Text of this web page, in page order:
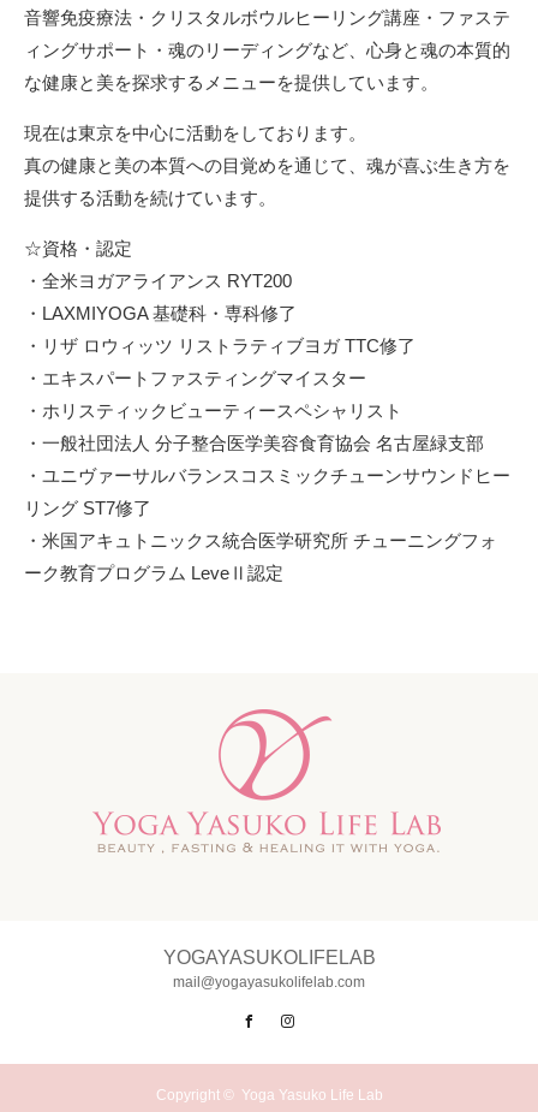
音響免疫療法・クリスタルボウルヒーリング講座・ファステ
ィングサポート・魂のリーディングなど、心身と魂の本質的
な健康と美を探求するメニューを提供しています。
現在は東京を中心に活動をしております。
真の健康と美の本質への目覚めを通じて、魂が喜ぶ生き方を
提供する活動を続けています。
☆資格・認定
・全米ヨガアライアンス RYT200
・LAXMIYOGA 基礎科・専科修了
・リザ ロウィッツ リストラティブヨガ TTC修了
・エキスパートファスティングマイスター
・ホリスティックビューティースペシャリスト
・一般社団法人 分子整合医学美容食育協会 名古屋緑支部
・ユニヴァーサルバランスコスミックチューンサウンドヒー
リング ST7修了
・米国アキュトニックス統合医学研究所 チューニングフォ
ーク教育プログラム LeveⅡ認定
YOGAYASUKOLIFELAB
mail@yogayasukolifelab.com
Facebook
Copyright © Yoga Yasuko Life Lab